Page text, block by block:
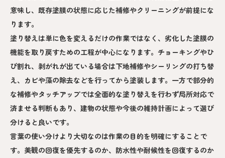
意味し、既存塗膜の状態に応じた補修やクリーニングが前提にな
ります。
塗り替えは単に色を変えるだけの作業ではなく、劣化した塗膜の
機能を取り戻すための工程が中心になります。チョーキングやひ
び割れ、剥がれが出ている場合は下地補修やシーリングの打ち替
え、カビや藻の除去などを行ってから塗装します。一方で部分的
な補修やタッチアップでは全面的な塗り替えを行わず局所対応で
済ませる判断もあり、建物の状態や今後の維持計画によって選び
分けると良いです。
言葉の使い分けより大切なのは作業の目的を明確にすることで
す。美観の回復を優先するのか、防水性や耐候性を回復するのか